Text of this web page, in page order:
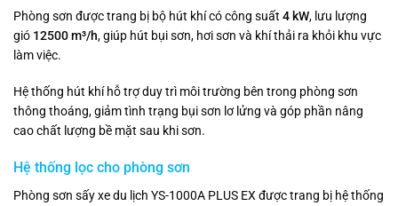
Phòng sơn được trang bị bộ hút khí có công suất 4 kW, lưu lượng
gió 12500 m³/h, giúp hút bụi sơn, hơi sơn và khí thải ra khỏi khu vực
làm việc.
Hệ thống hút khí hỗ trợ duy trì môi trường bên trong phòng sơn
thông thoáng, giảm tình trạng bụi sơn lơ lửng và góp phần nâng
cao chất lượng bề mặt sau khi sơn.
Hệ thống lọc cho phòng sơn
Phòng sơn sấy xe du lịch YS-1000A PLUS EX được trang bị hệ thống